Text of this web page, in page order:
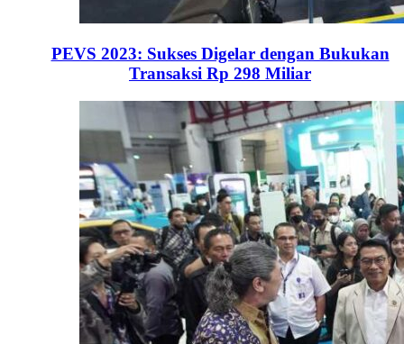
PEVS 2023: Sukses Digelar dengan Bukukan
Transaksi Rp 298 Miliar